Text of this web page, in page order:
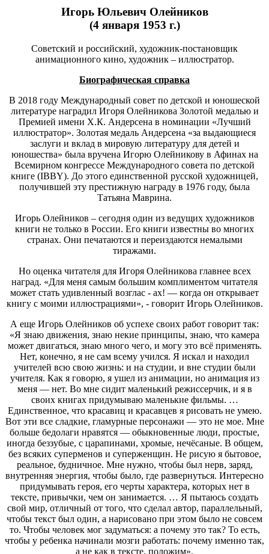
Игорь Юльевич Олейников
(4 января 1953 г.)
Cоветский и российский, художник-постановщик
анимационного кино, художник – иллюстратор.
Биографическая справка
В 2018 году Международный совет по детской и юношеской
литературе наградил Игоря Олейникова Золотой медалью и
Премией имени Х.К. Андерсена в номинации «Лучший
иллюстратор». Золотая медаль Андерсена «за выдающиеся
заслуги и вклад в мировую литературу для детей и
юношества» была вручена Игорю Олейникову в Афинах на
Всемирном конгрессе Международного совета по детской
книге (IBBY). До этого единственной русской художницей,
получившей эту престижную награду в 1976 году, была
Татьяна Маврина.
Игорь Олейников – сегодня один из ведущих художников
книги не только в России. Его книги известны во многих
странах. Они печатаются и переиздаются немалыми
тиражами.
Но оценка читателя для Игоря Олейникова главнее всех
наград. «Для меня самым большим комплиментом читателя
может стать удивленный возглас - ах! — когда он открывает
книгу с моими иллюстрациями», - говорит Игорь Олейников.
А еще Игорь Олейников об успехе своих работ говорит так:
«Я знаю движения, знаю некие принципы, знаю, что камера
может двигаться, знаю много чего, и могу это всё применять.
Нет, конечно, я не сам всему учился. Я искал и находил
учителей всю свою жизнь: и на студии, и вне студии были
учителя. Как я говорю, я ушел из анимации, но анимация из
меня — нет. Во мне сидит маленький режиссерчик, и я в
своих книгах придумываю маленькие фильмы. …
Единственное, что красавиц и красавцев я рисовать не умею.
Вот эти все сладкие, гламурные персонажи — это не мое. Мне
больше бедолаги нравятся — обыкновенные люди, простые,
иногда беззубые, с царапинами, хромые, нечёсаные. В общем,
без всяких суперменов и суперженщин. Не рисую я бытовое,
реальное, будничное. Мне нужно, чтобы был нерв, заряд,
внутренняя энергия, чтобы было, где развернуться. Интересно
придумывать героя, его черты характера, которых нет в
тексте, привычки, чем он занимается. … Я пытаюсь создать
свой мир, отличный от того, что сделал автор, параллельный,
чтобы текст был один, а нарисовано при этом было не совсем
то. Чтобы человек мог задуматься: а почему это так? То есть,
чтобы у ребенка начинали мозги работать: почему именно так,
а не как в тексте, положим».